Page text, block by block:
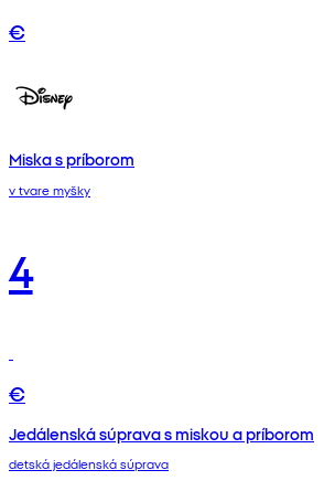
€
Miska s príborom
v tvare myšky
4
€
Jedálenská súprava s miskou a príborom
detská jedálenská súprava